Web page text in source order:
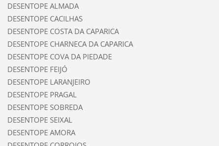
DESENTOPE ALMADA
DESENTOPE CACILHAS
DESENTOPE COSTA DA CAPARICA
DESENTOPE CHARNECA DA CAPARICA
DESENTOPE COVA DA PIEDADE
DESENTOPE FEIJÓ
DESENTOPE LARANJEIRO
DESENTOPE PRAGAL
DESENTOPE SOBREDA
DESENTOPE SEIXAL
DESENTOPE AMORA